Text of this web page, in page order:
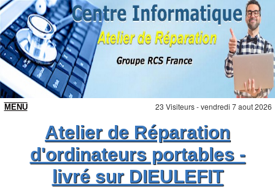
23 Visiteurs - vendredi 7 aout 2026
Atelier de Réparation
d'ordinateurs portables -
livré sur DIEULEFIT